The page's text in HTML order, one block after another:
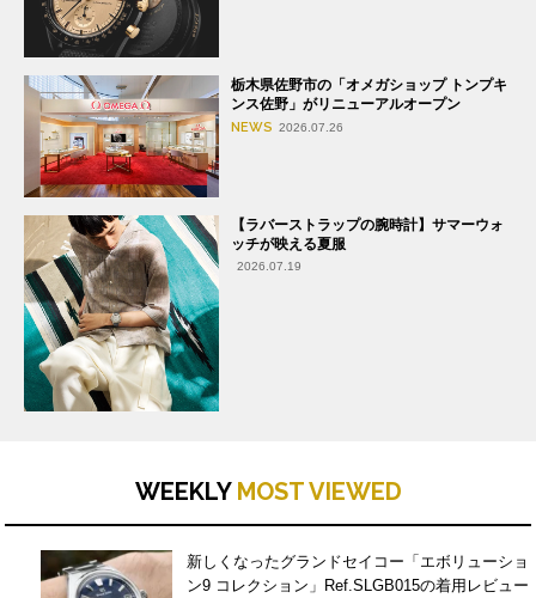
栃木県佐野市の「オメガショップ トンプキ
ンス佐野」がリニューアルオープン
NEWS 2026.07.26
【ラバーストラップの腕時計】サマーウォ
ッチが映える夏服
2026.07.19
WEEKLY MOST VIEWED
新しくなったグランドセイコー「エボリューショ
ン9 コレクション」Ref.SLGB015の着用レビュー